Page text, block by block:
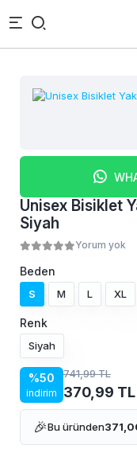
Unisex Bisiklet
Siyah
Yorum yok
Beden
S M L XL
Renk
Siyah
%50
indirim
741,99 TL
370,99 TL
🎉Bu üründen